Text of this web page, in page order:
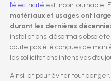
l’électricité est incontournable.
matériaux et usages ont
durant les dernières
installations, désormais
doute pas été conçues de
les sollicitations intensives
Ainsi, et pour éviter tout